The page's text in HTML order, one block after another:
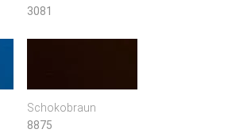
3081
Schokobraun
8875